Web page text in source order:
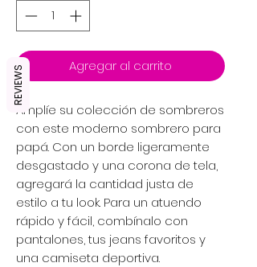
Agregar al carrito
Amplíe su colección de sombreros
con este moderno sombrero para
papá. Con un borde ligeramente
desgastado y una corona de tela,
agregará la cantidad justa de
estilo a tu look. Para un atuendo
rápido y fácil, combínalo con
pantalones, tus jeans favoritos y
una camiseta deportiva.
REVIEWS